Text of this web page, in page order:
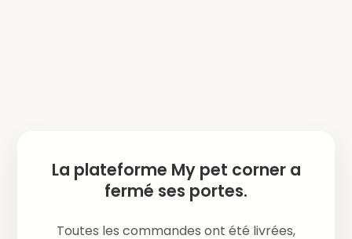
La plateforme My pet corner a
fermé ses portes.
Toutes les commandes ont été livrées,